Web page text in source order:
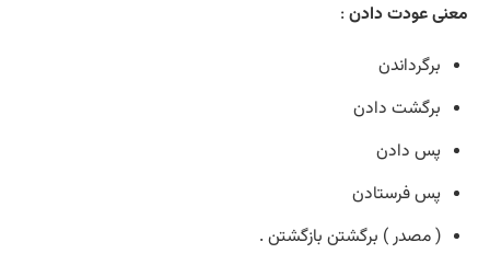
معنی عودت دادن :
برگرداندن
برگشت دادن
پس دادن
پس فرستادن
( مصدر ) برگشتن بازگشتن .